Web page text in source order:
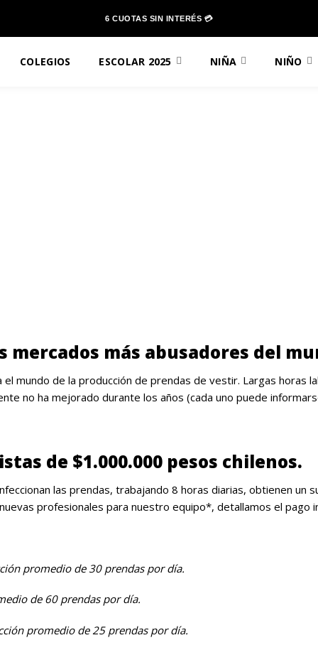
6 CUOTAS SIN INTERÉS 💳
COLEGIOS ESCOLAR 2025 NIÑA NIÑO
mercados más abusadores del
mundo de la producción de prendas de vestir. Largas horas
no ha mejorado durante los años (cada uno puede
de $1.000.000 pesos chilenos.
las prendas, trabajando 8 horas diarias, obtienen un
profesionales para nuestro equipo*, detallamos el pago
promedio de 30 prendas por día.
de 60 prendas por día.
promedio de 25 prendas por día.